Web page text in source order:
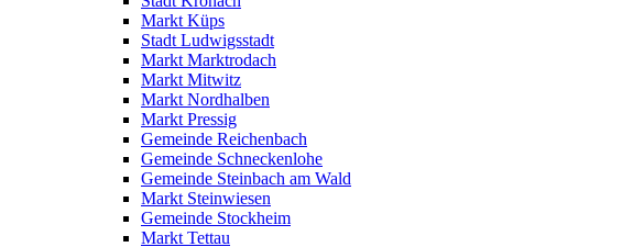
Markt Küps
Stadt Ludwigsstadt
Markt Marktrodach
Markt Mitwitz
Markt Nordhalben
Markt Pressig
Gemeinde Reichenbach
Gemeinde Schneckenlohe
Gemeinde Steinbach am Wald
Markt Steinwiesen
Gemeinde Stockheim
Markt Tettau